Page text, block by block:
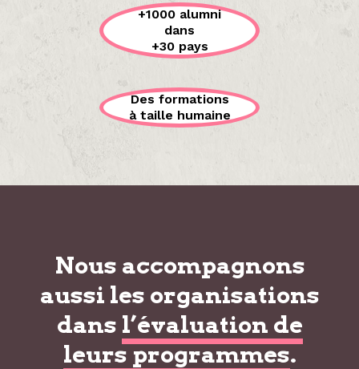
+1000 alumni
dans
+30 pays
Des formations
à taille humaine
Nous accompagnons
aussi les organisations
dans l’évaluation de
leurs programmes.